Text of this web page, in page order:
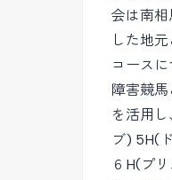
会は南
した地
コース
障害競
を活用
ブ) 5H(
６H(プ